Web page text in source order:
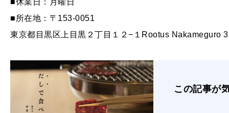
■休業日：月曜日
■所在地：〒153-0051
東京都目黒区上目黒２丁目１２−１Rootus Nakameguro
この記事が